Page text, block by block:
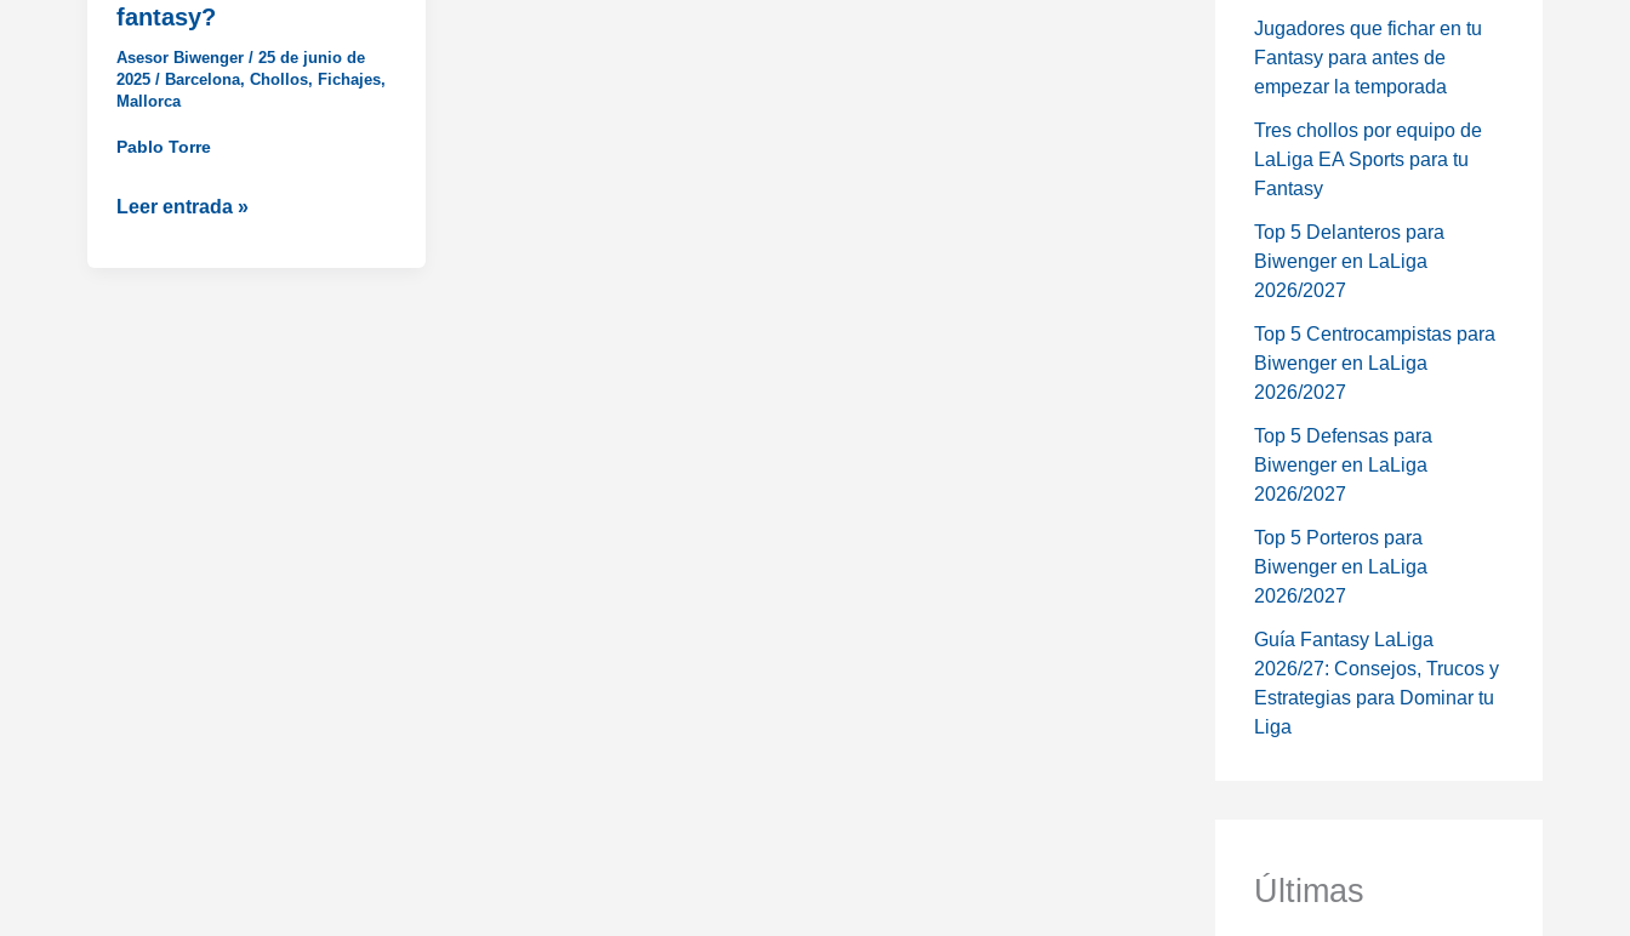
fantasy?
Asesor Biwenger / 25 de junio de
2025 / Barcelona, Chollos, Fichajes,
Mallorca
Pablo Torre
Pablo
Leer entrada »
Jugadores que fichar en tu
Fantasy para antes de
empezar la temporada
Tres chollos por equipo de
LaLiga EA Sports para tu
Fantasy
Top 5 Delanteros para
Biwenger en LaLiga
2026/2027
Top 5 Centrocampistas para
Biwenger en LaLiga
2026/2027
Top 5 Defensas para
Biwenger en LaLiga
2026/2027
Top 5 Porteros para
Biwenger en LaLiga
2026/2027
Guía Fantasy LaLiga
2026/27: Consejos, Trucos y
Estrategias para Dominar tu
Liga
Últimas